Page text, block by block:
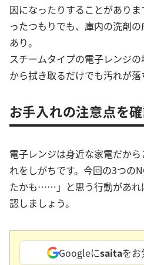
因になったりすることがあり
ったつもりでも、庫内の洗剤
あり。
スチームタイプの電子レンジ
から拭き取るだけでも汚れが落
お手入れの注意点を確
電子レンジは身近な家電だか
れをしがちです。今回の3つの
たかも……」と思う行動があれ
認しましょう。
Googleにsaitaをお